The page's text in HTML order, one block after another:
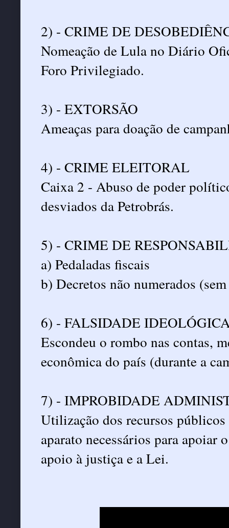
2) - CRIME DE
Nomeação de Lula no Diário
Foro Privilegiado.
3) - EXTORSÃO
Ameaças para doação de
4) - CRIME ELEITORAL
Caixa 2 - Abuso de poder
desviados da Petrobrás.
5) - CRIME DE
a) Pedaladas fiscais
b) Decretos não numerados
6) - FALSIDADE
Escondeu o rombo nas contas,
econômica do país (durante a
7) - IMPROBIDADE
Utilização dos recursos
aparato necessários para
apoio à justiça e a Lei.